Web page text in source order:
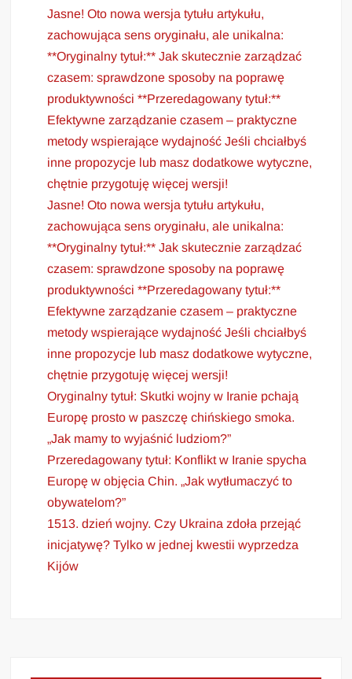
Jasne! Oto nowa wersja tytułu artykułu,
zachowująca sens oryginału, ale unikalna:
**Oryginalny tytuł:** Jak skutecznie zarządzać
czasem: sprawdzone sposoby na poprawę
produktywności **Przeredagowany tytuł:**
Efektywne zarządzanie czasem – praktyczne
metody wspierające wydajność Jeśli chciałbyś
inne propozycje lub masz dodatkowe wytyczne,
chętnie przygotuję więcej wersji!
Jasne! Oto nowa wersja tytułu artykułu,
zachowująca sens oryginału, ale unikalna:
**Oryginalny tytuł:** Jak skutecznie zarządzać
czasem: sprawdzone sposoby na poprawę
produktywności **Przeredagowany tytuł:**
Efektywne zarządzanie czasem – praktyczne
metody wspierające wydajność Jeśli chciałbyś
inne propozycje lub masz dodatkowe wytyczne,
chętnie przygotuję więcej wersji!
Oryginalny tytuł: Skutki wojny w Iranie pchają
Europę prosto w paszczę chińskiego smoka.
„Jak mamy to wyjaśnić ludziom?”
Przeredagowany tytuł: Konflikt w Iranie spycha
Europę w objęcia Chin. „Jak wytłumaczyć to
obywatelom?”
1513. dzień wojny. Czy Ukraina zdoła przejąć
inicjatywę? Tylko w jednej kwestii wyprzedza
Kijów